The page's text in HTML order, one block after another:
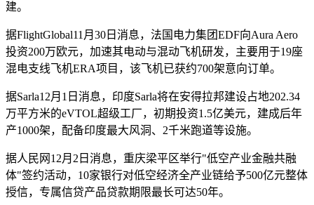
建。
据FlightGlobal11月30日消息，法国电力集团EDF向Aura Aero
投资200万欧元，加速其电动与混动飞机研发，主要用于19座
混电支线飞机ERA项目，该飞机已获约700架意向订单。
据Sarla12月1日消息，印度Sarla将在安得拉邦建设占地202.34
万平方米的eVTOL超级工厂，初期投资1.5亿美元，建成后年
产1000架，配备印度最大风洞、2千米跑道等设施。
据人民网12月2日消息，重庆梁平区举行"低空产业金融共融
体"签约活动，10家银行对低空经济全产业链给予500亿元整体
授信，专属信贷产品贷款期限最长可达50年。